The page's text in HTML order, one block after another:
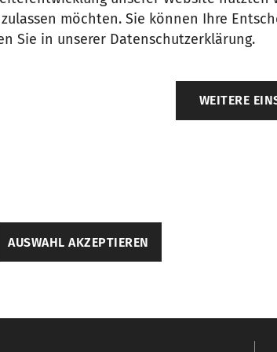
persönlichen Daten gemäß der
erhalten und erteile meine
möchten. Sie können Ihre
Sie in unserer Datenschutzerklärung.
WEITERE
eine Webseite nutzbar zu machen, indem
AUSWAHL AKZEPTIEREN